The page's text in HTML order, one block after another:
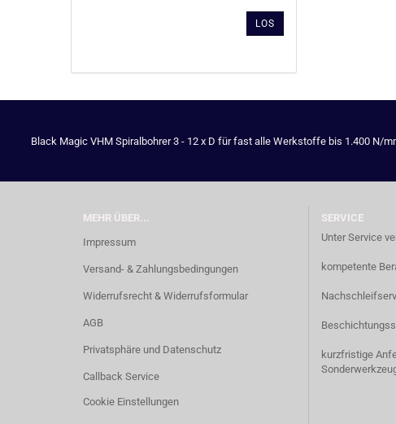
LOS
Black Magic VHM Spiralbohrer 3 - 12 x D für fast alle Werkstoffe bis 1.400 N/
MEHR ÜBER...
Impressum
Versand- & Zahlungsbedingungen
Widerrufsrecht & Widerrufsformular
AGB
Privatsphäre und Datenschutz
Callback Service
Cookie Einstellungen
SERVICE
Unter Service
kompetente
kurzfristige